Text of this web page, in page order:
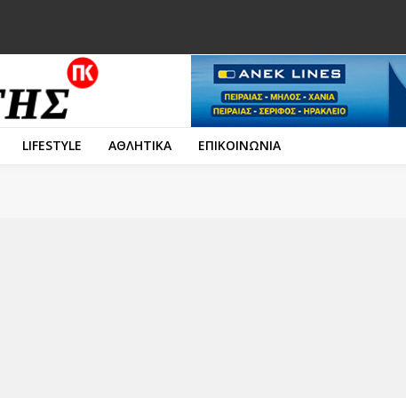
LIFESTYLE ΑΘΛΗΤΙΚΑ ΕΠΙΚΟΙΝΩΝΙΑ